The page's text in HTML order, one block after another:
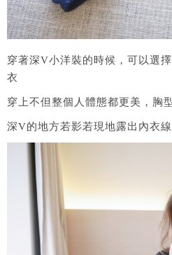
穿著深V小洋裝的時候，可以選
衣
穿上不但整個人體態都更美，胸
深V的地方若影若現地露出內衣